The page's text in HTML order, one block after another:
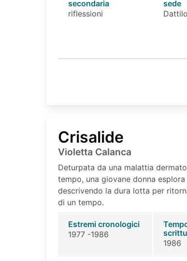
secondaria
riflessioni
sede
Crisalide
Violetta Calanca
Deturpata da una malattia
tempo, una giovane donna
descrivendo la dura lotta per
di un tempo.
Estremi cronologici
1977 -1986
1986